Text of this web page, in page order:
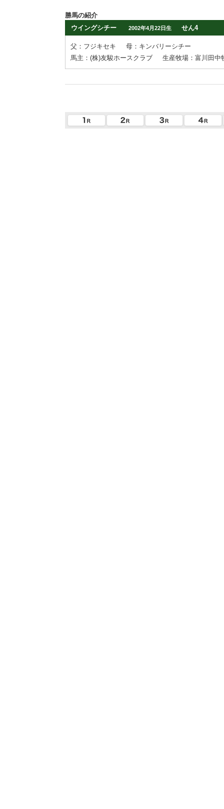
勝馬の紹介
ウイングシチー
2002年4月22日生 せん4
父：フジキセキ
母：キンバリーシチー
馬主：(株)友駿ホースクラブ
生産牧場：富川田中